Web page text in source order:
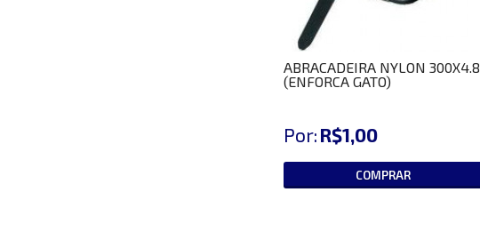
ABRACADEIRA NYLON 300X4.8
(ENFORCA GATO)
Por: R$1,00
COMPRAR